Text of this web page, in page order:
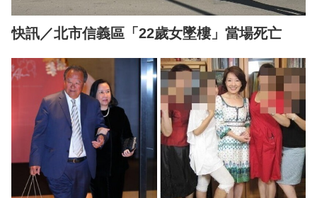
快訊／北市信義區「22歲女墜樓」當場死亡